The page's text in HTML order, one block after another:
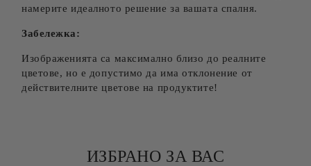
намерите идеалното решение за вашата спалня.
Забележка:
Изображенията са максимално близо до реалните
цветове, но е допустимо да има отклонение от
действителните цветове на продуктите!
ИЗБРАНО ЗА ВАС